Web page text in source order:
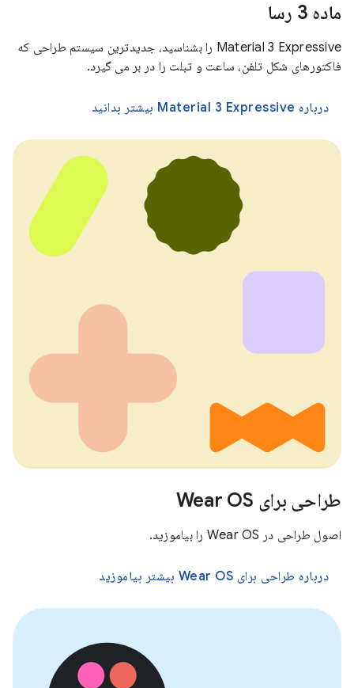
ماده 3 رسا
Material 3 Expressive را بشناسید، جدیدترین سیستم طراحی که
فاکتورهای شکل تلفن، ساعت و تبلت را در بر می گیرد.
درباره Material 3 Expressive بیشتر بدانید
طراحی برای Wear OS
اصول طراحی در Wear OS را بیاموزید.
درباره طراحی برای Wear OS بیشتر بیاموزید